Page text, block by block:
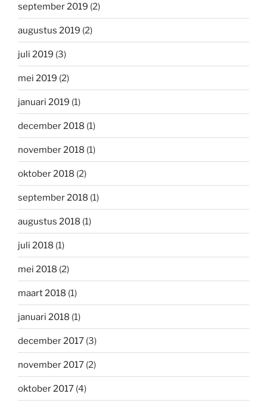
september 2019 (2)
augustus 2019 (2)
juli 2019 (3)
mei 2019 (2)
januari 2019 (1)
december 2018 (1)
november 2018 (1)
oktober 2018 (2)
september 2018 (1)
augustus 2018 (1)
juli 2018 (1)
mei 2018 (2)
maart 2018 (1)
januari 2018 (1)
december 2017 (3)
november 2017 (2)
oktober 2017 (4)